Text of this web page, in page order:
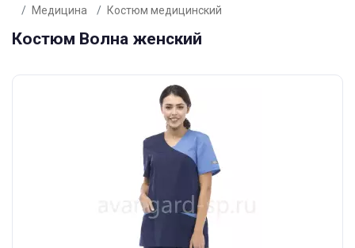
Медицина Костюм медицинский
Костюм Волна женский